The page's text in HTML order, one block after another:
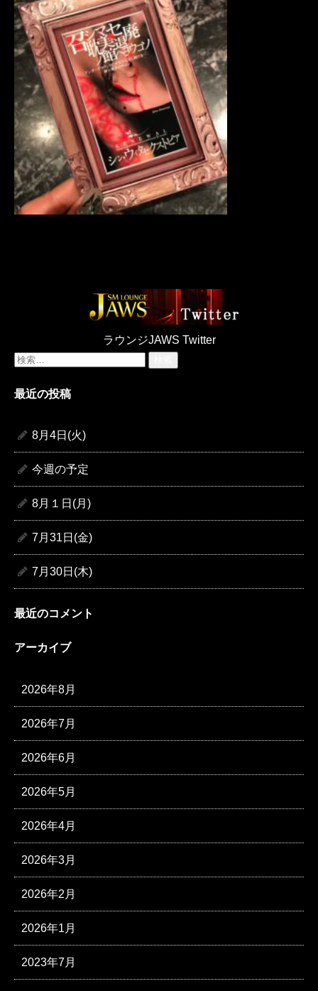
ラウンジJAWS Twitter
検
最近の投稿
8月4日(火)
今週の予定
8月１日(月)
7月31日(金)
7月30日(木)
最近のコメント
アーカイブ
2026年8月
2026年7月
2026年6月
2026年5月
2026年4月
2026年3月
2026年2月
2026年1月
2023年7月